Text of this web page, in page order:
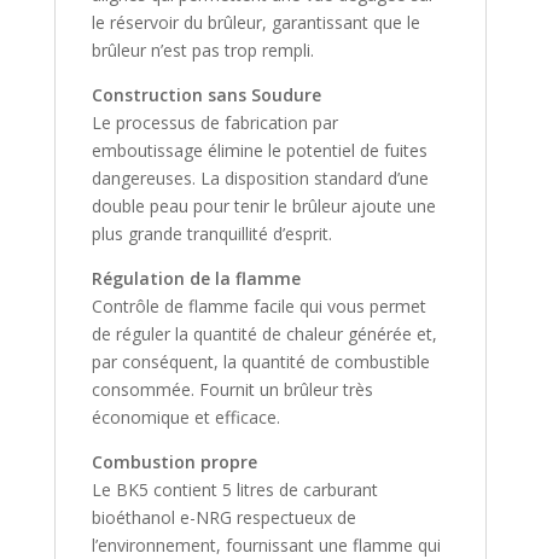
le réservoir du brûleur, garantissant que le
brûleur n’est pas trop rempli.
Construction sans Soudure
Le processus de fabrication par
emboutissage élimine le potentiel de fuites
dangereuses. La disposition standard d’une
double peau pour tenir le brûleur ajoute une
plus grande tranquillité d’esprit.
Régulation de la flamme
Contrôle de flamme facile qui vous permet
de réguler la quantité de chaleur générée et,
par conséquent, la quantité de combustible
consommée. Fournit un brûleur très
économique et efficace.
Combustion propre
Le BK5 contient 5 litres de carburant
bioéthanol e-NRG respectueux de
l’environnement, fournissant une flamme qui